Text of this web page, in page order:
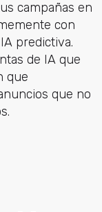
campañas en
con
predictiva.
de IA que
que
que no